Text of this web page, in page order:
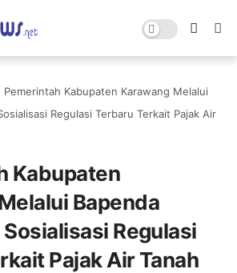
Pemerintah Kabupaten Karawang Melalui
Regulasi Terbaru Terkait Pajak Air
Kabupaten
Bapenda
Regulasi
Pajak Air Tanah